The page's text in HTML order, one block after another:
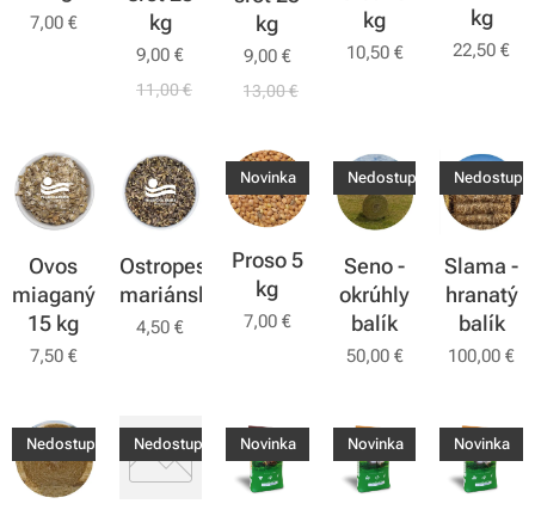
7,00€
kg
9,00 €
11,00€
kg
9,00€
13,00€
kg
10,50€
kg
22,50 €
Ovos
miaganý
15 kg
7,50€
Ostropestrec
mariánsky
4,50 €
Proso 5
kg
Novinka
7,00€
Seno -
okrúhly
balík
Nedostupné
50,00€
Slama -
hranatý
balík
100,00 €
Nedostupné Nedostupné Novinka Novinka Novinka